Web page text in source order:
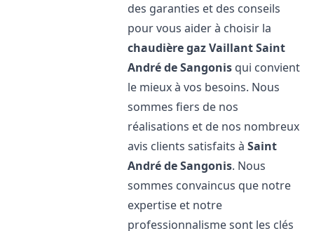
des garanties et des conseils
pour vous aider à choisir la
chaudière gaz VaillantSaint
André de Sangonis qui convient
le mieux à vos besoins. Nous
sommes fiers de nos
réalisations et de nos nombreux
avis clients satisfaits àSaint
André de Sangonis. Nous
sommes convaincus que notre
expertise et notre
professionnalisme sont les clés